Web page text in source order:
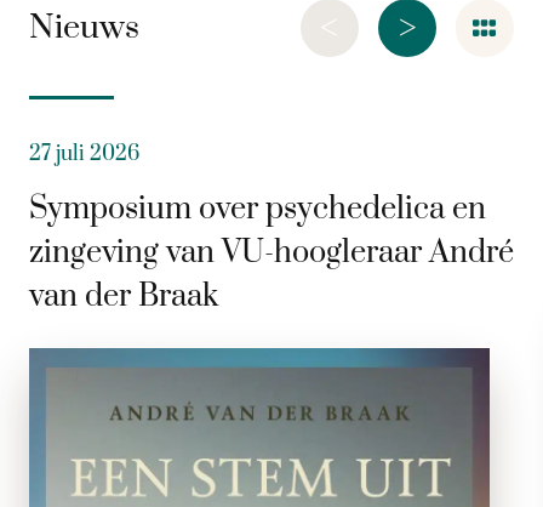
Nieuws >
<
27 juli 2026
Symposium over psychedelica en
zingeving van VU-hoogleraar André
van der Braak